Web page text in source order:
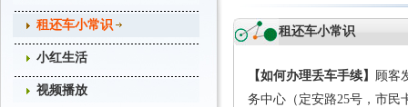
租还车小常识
小红生活
视频播放
租还车小常识
【如何办理丢车手续】
顾客
务中心（定安路25号，市民